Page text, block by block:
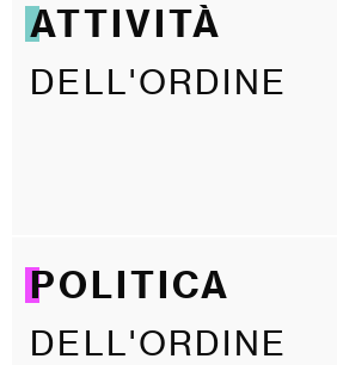
ATTIVITÀ
DELL'ORDINE
POLITICA
DELL'ORDINE